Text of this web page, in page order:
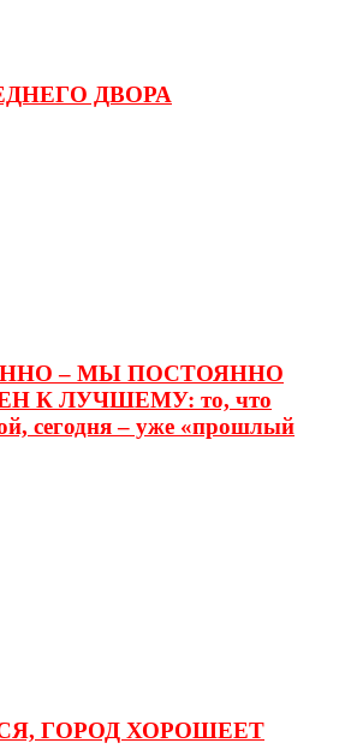
ДВОРА
– МЫ ПОСТОЯННО
К ЛУЧШЕМУ: то, что
сегодня – уже «прошлый
ГОРОД ХОРОШЕЕТ